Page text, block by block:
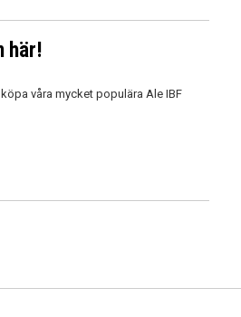
här!
våra mycket populära Ale IBF